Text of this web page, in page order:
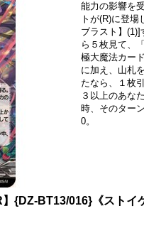
能力の影響を
トが(R)に登
ブラスト】
ら５枚見て、
極大魔法カー
に加え、山札
たなら、１枚
３以上のあな
時、そのター
0。
{DZ-BT13/016}《ストイ